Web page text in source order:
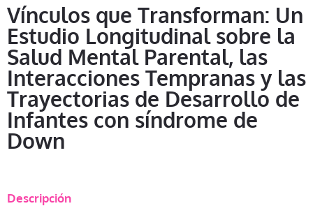
Vínculos que Transforman: Un
Estudio Longitudinal sobre la
Salud Mental Parental, las
Interacciones Tempranas y las
Trayectorias de Desarrollo de
Infantes con síndrome de
Down
Descripción